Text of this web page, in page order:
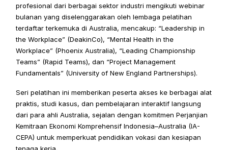
profesional dari berbagai sektor industri mengikuti webinar
bulanan yang diselenggarakan oleh lembaga pelatihan
terdaftar terkemuka di Australia, mencakup: “Leadership in
the Workplace” (DeakinCo), “Mental Health in the
Workplace” (Phoenix Australia), “Leading Championship
Teams” (Rapid Teams), dan “Project Management
Fundamentals” (University of New England Partnerships).
Seri pelatihan ini memberikan peserta akses ke berbagai alat
praktis, studi kasus, dan pembelajaran interaktif langsung
dari para ahli Australia, sejalan dengan komitmen Perjanjian
Kemitraan Ekonomi Komprehensif Indonesia–Australia (IA-
CEPA) untuk memperkuat pendidikan vokasi dan kesiapan